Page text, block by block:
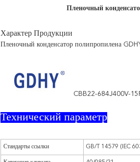
Пленочный
Характер Продукции
Пленочный конденсатор полипропилена
CBB22-684J400V-
Технический параметр
Стандарты ссылки GB/T 14579 (IEC